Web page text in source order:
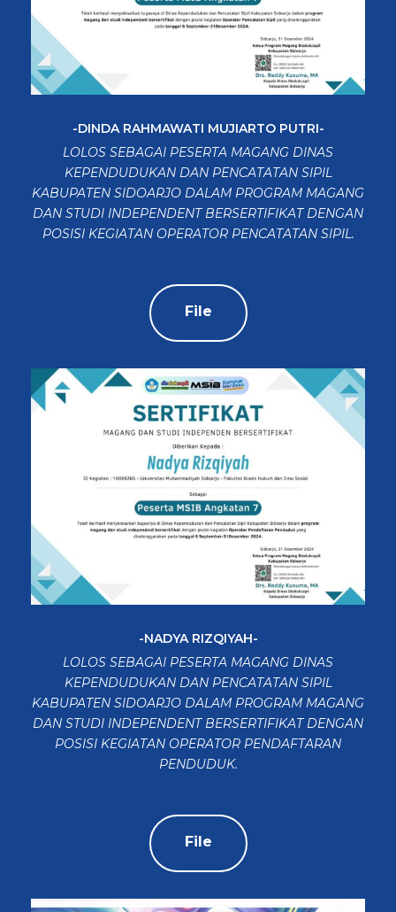
-DINDA RAHMAWATI MUJIARTO PUTRI-
LOLOS SEBAGAI PESERTA MAGANG DINAS
KEPENDUDUKAN DAN PENCATATAN SIPIL
KABUPATEN SIDOARJO DALAM PROGRAM MAGANG
DAN STUDI INDEPENDENT BERSERTIFIKAT DENGAN
POSISI KEGIATAN OPERATOR PENCATATAN SIPIL.
File
-NADYA RIZQIYAH-
LOLOS SEBAGAI PESERTA MAGANG DINAS
KEPENDUDUKAN DAN PENCATATAN SIPIL
KABUPATEN SIDOARJO DALAM PROGRAM MAGANG
DAN STUDI INDEPENDENT BERSERTIFIKAT DENGAN
POSISI KEGIATAN OPERATOR PENDAFTARAN
PENDUDUK.
File